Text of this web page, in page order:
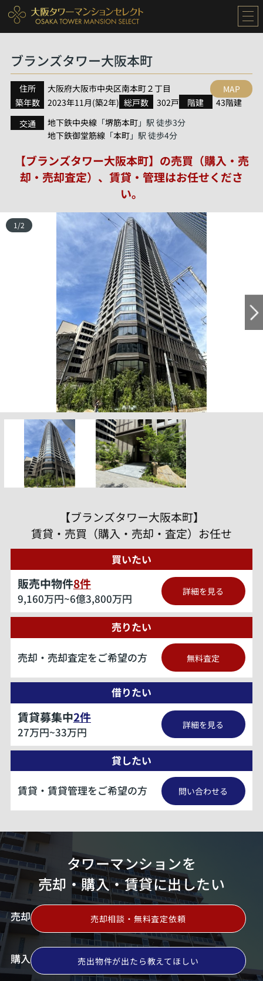
ブランズタワー大阪本町
住所 大阪府大阪市中央区南本町２丁目
築年数
2023年11月(築2年) 総戸数 302戸 階建 43階建
MAP
交通 地下鉄中央線 「堺筋本町」駅 徒歩3分
地下鉄御堂筋線 「本町」駅 徒歩4分
【ブランズタワー大阪本町】の売買（購入・売
却・売却査定）、賃貸・管理はお任せくださ
い。
1 /2
【ブランズタワー大阪本町】
賃貸・売買（購入・売却・査定）お任せ
買いたい
販売中物件8件
9,160万円~6億3,800万円
詳細を見る
売りたい
売却・売却査定をご希望の方 無料査定
借りたい
賃貸募集中2件
27万円~33万円
詳細を見る
貸したい
賃貸・賃貸管理をご希望の方 問い合わせる
タワーマンションを
売却・購入・賃貸に出したい
売却 売却相談・無料査定依頼
購入 売出物件が出たら教えてほしい